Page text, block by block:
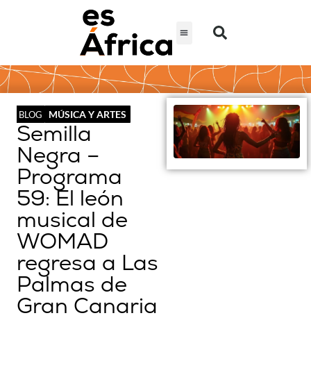
BLOG MÚSICA Y ARTES
Semilla
Negra –
Programa
59: El león
musical de
WOMAD
regresa a Las
Palmas de
Gran Canaria